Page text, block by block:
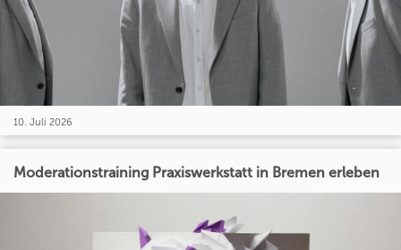
10. Juli 2026
Moderationstraining Praxiswerkstatt in Bremen erleben